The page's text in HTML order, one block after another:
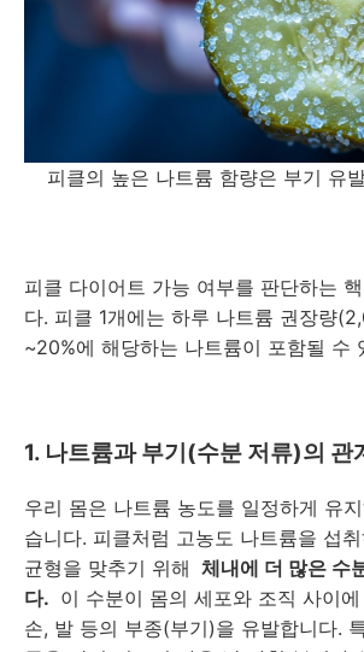
피클의 높은 나트륨 함량은 부기 유
피클 다이어트 가능 여부를 판단하는
다. 피클 1개에는 하루 나트륨 권장량
~20%에 해당하는 나트륨이 포함될 수
1. 나트륨과 부기(수분 저류)의 관
우리 몸은 나트륨 농도를 일정하게 유
습니다. 피클처럼 고농도 나트륨을 섭
균형을 맞추기 위해 체내에 더 많은 수
다. 이 수분이 몸의 세포와 조직 사이
손, 발 등의 부종(부기)을 유발합니다.